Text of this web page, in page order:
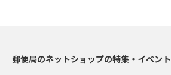
郵便局のネットショップの特集・イベント